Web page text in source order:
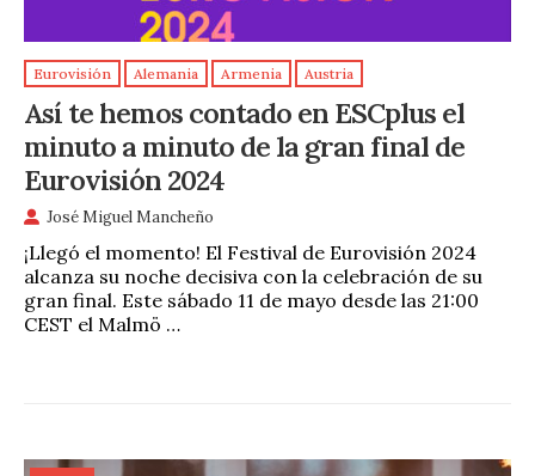
Eurovisión Alemania Armenia Austria
Así te hemos contado en ESCplus el
minuto a minuto de la gran final de
Eurovisión 2024
José Miguel Mancheño
¡Llegó el momento! El Festival de Eurovisión 2024
alcanza su noche decisiva con la celebración de su
gran final. Este sábado 11 de mayo desde las 21:00
CEST el Malmö …